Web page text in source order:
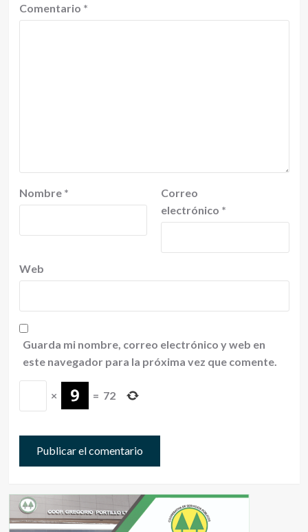
Comentario *
Nombre *
Correo
electrónico *
Web
Guarda mi nombre, correo electrónico y web en
este navegador para la próxima vez que comente.
× = 72